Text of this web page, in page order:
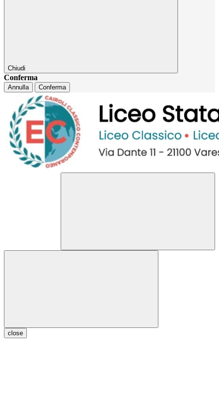
Chiudi
Conferma
Annulla Conferma
close